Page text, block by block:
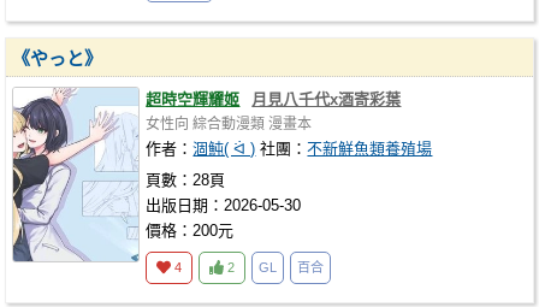
《やっと》
超時空輝耀姬 月見八千代x酒寄彩葉
女性向 綜合動漫類 漫畫本
作者：涸魨( ᐛ ) 社團：不新鮮魚類養殖場
頁數：28頁
出版日期：2026-05-30
價格：200元
4 2 GL 百合